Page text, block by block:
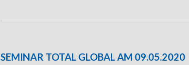
SEMINAR TOTAL GLOBAL AM 09.05.2020